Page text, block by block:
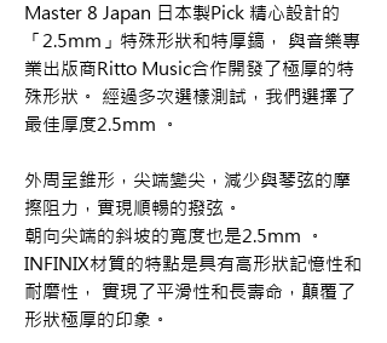
Master 8 Japan 日本製Pick 精心設計的
「2.5mm」特殊形狀和特厚鎬， 與音樂專
業出版商Ritto Music合作開發了極厚的特
殊形狀。 經過多次選樣測試，我們選擇了
最佳厚度2.5mm 。
外周呈錐形，尖端變尖，減少與琴弦的摩
擦阻力，實現順暢的撥弦。
朝向尖端的斜坡的寬度也是2.5mm 。
INFINIX材質的特點是具有高形狀記憶性和
耐磨性， 實現了平滑性和長壽命，顛覆了
形狀極厚的印象。